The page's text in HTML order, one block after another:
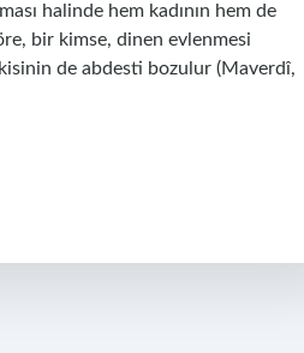
halinde hem kadının hem de
bir kimse, dinen evlenmesi
de abdesti bozulur (Maverdî,